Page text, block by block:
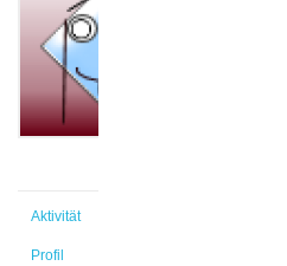
Aktivität
Profil